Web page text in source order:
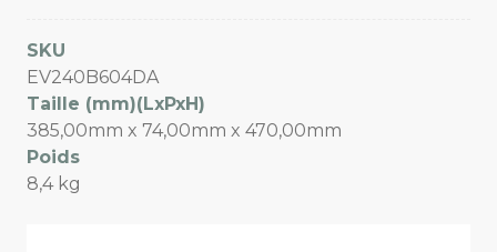
SKU
EV240B604DA
Taille (mm)(LxPxH)
385,00mm x 74,00mm x 470,00mm
Poids
8,4 kg